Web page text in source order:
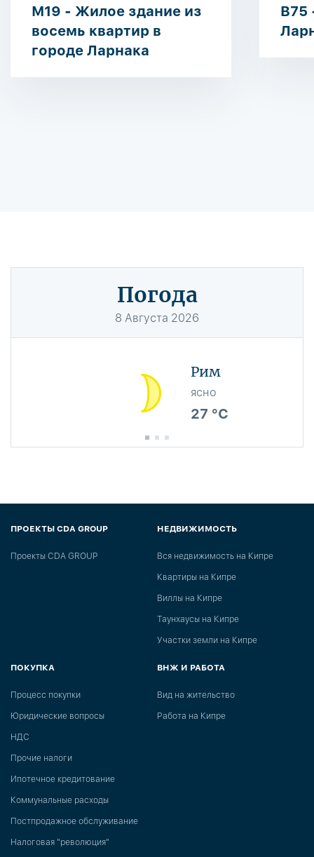
M19 - Жилое здание из
восемь квартир в
городе Ларнака
B75
Погода
8 Августа 2026
Рим
ясно
27 °C
ПРОЕКТЫ CDA GROUP
Проекты CDA GROUP
НЕДВИЖИМОСТЬ
Вся недвижимость на Кипре
Квартиры на Кипре
Виллы на Кипре
Таунхаусы на Кипре
Участки земли на Кипре
ПОКУПКА
Процесс покупки
Юридические вопросы
НДС
Прочие налоги
Ипотечное кредитование
Коммунальные расходы
Постпродажное обслуживание
Налоговая "революция"
ВНЖ И РАБОТА
Вид на жительство
Работа на Кипре